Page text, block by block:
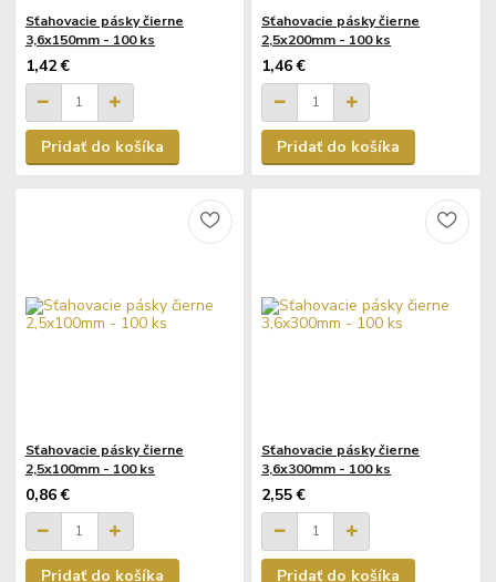
Sťahovacie pásky čierne
3,6x150mm - 100 ks
1,42 €
Pridať do košíka
Sťahovacie pásky čierne
2,5x200mm - 100 ks
1,46 €
Pridať do košíka
Sťahovacie pásky čierne
2,5x100mm - 100 ks
0,86 €
Pridať do košíka
Sťahovacie pásky čierne
3,6x300mm - 100 ks
2,55 €
Pridať do košíka